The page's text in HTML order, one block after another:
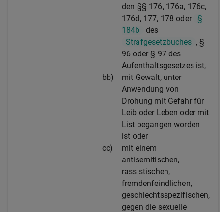
den §§ 176, 176a, 176c,
176d, 177, 178 oder
§
184b
des
Strafgesetzbuches , §
96 oder § 97 des
Aufenthaltsgesetzes ist,
bb)
mit Gewalt, unter
Anwendung von
Drohung mit Gefahr für
Leib oder Leben oder mit
List begangen worden
ist oder
cc)
mit einem
antisemitischen,
rassistischen,
fremdenfeindlichen,
geschlechtsspezifischen,
gegen die sexuelle